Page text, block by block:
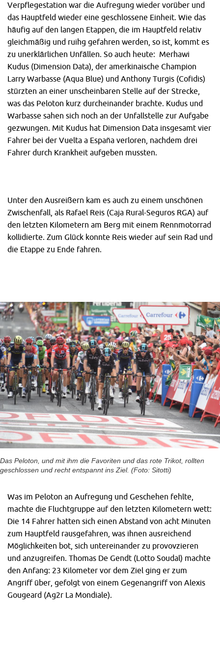
Verpflegestation war die Aufregung wieder vorüber und
das Hauptfeld wieder eine geschlossene Einheit. Wie das
häufig auf den langen Etappen, die im Hauptfeld relativ
gleichmäßig und ruihg gefahren werden, so ist, kommt es
zu unerklärlichen Unfällen. So auch heute: Merhawi
Kudus (Dimension Data), der amerkinaische Champion
Larry Warbasse (Aqua Blue) und Anthony Turgis (Cofidis)
stürzten an einer unscheinbaren Stelle auf der Strecke,
was das Peloton kurz durcheinander brachte. Kudus und
Warbasse sahen sich noch an der Unfallstelle zur Aufgabe
gezwungen. Mit Kudus hat Dimension Data insgesamt vier
Fahrer bei der Vuelta a España verloren, nachdem drei
Fahrer durch Krankheit aufgeben mussten.
Unter den Ausreißern kam es auch zu einem unschönen
Zwischenfall, als Rafael Reis (Caja Rural-Seguros RGA) auf
den letzten Kilometern am Berg mit einem Rennmotorrad
kollidierte. Zum Glück konnte Reis wieder auf sein Rad und
die Etappe zu Ende fahren.
Das Peloton, und mit ihm die Favoriten und das rote Trikot, rollten
geschlossen und recht entspannt ins Ziel. (Foto: Sitotti)
Was im Peloton an Aufregung und Geschehen fehlte,
machte die Fluchtgruppe auf den letzten Kilometern wett:
Die 14 Fahrer hatten sich einen Abstand von acht Minuten
zum Hauptfeld rausgefahren, was ihnen ausreichend
Möglichkeiten bot, sich untereinander zu provovzieren
und anzugreifen. Thomas De Gendt (Lotto Soudal) machte
den Anfang: 23 Kilometer vor dem Ziel ging er zum
Angriff über, gefolgt von einem Gegenangriff von Alexis
Gougeard (Ag2r La Mondiale).